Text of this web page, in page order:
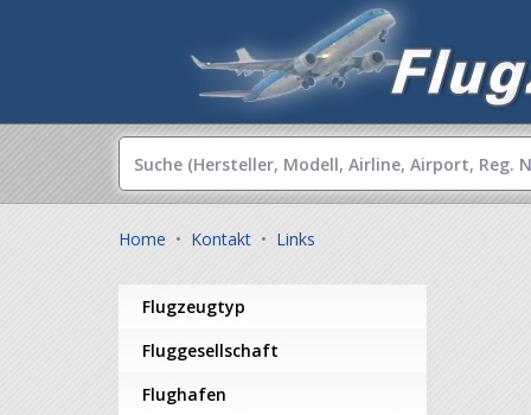
Home • Kontakt • Links
Flugzeugtyp
Fluggesellschaft
Flughafen